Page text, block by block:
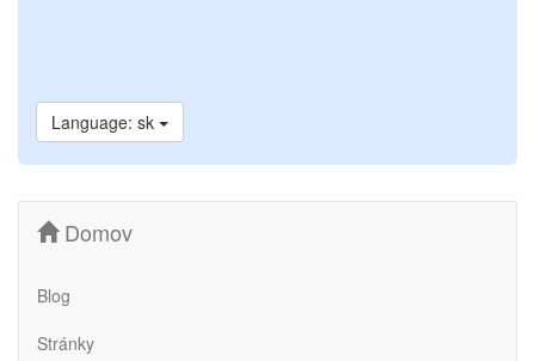
Language: sk
Domov
Blog
Stránky